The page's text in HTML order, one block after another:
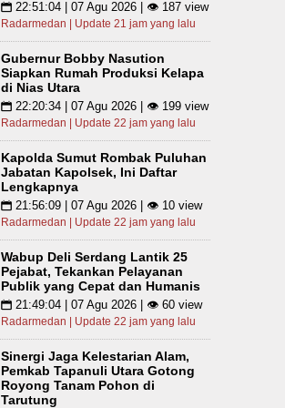
📅 22:51:04 | 07 Agu 2026 | 👁 187 view
Radarmedan | Update 21 jam yang lalu
Gubernur Bobby Nasution
Siapkan Rumah Produksi Kelapa
di Nias Utara
📅 22:20:34 | 07 Agu 2026 | 👁 199 view
Radarmedan | Update 22 jam yang lalu
Kapolda Sumut Rombak Puluhan
Jabatan Kapolsek, Ini Daftar
Lengkapnya
📅 21:56:09 | 07 Agu 2026 | 👁 10 view
Radarmedan | Update 22 jam yang lalu
Wabup Deli Serdang Lantik 25
Pejabat, Tekankan Pelayanan
Publik yang Cepat dan Humanis
📅 21:49:04 | 07 Agu 2026 | 👁 60 view
Radarmedan | Update 22 jam yang lalu
Sinergi Jaga Kelestarian Alam,
Pemkab Tapanuli Utara Gotong
Royong Tanam Pohon di
Tarutung